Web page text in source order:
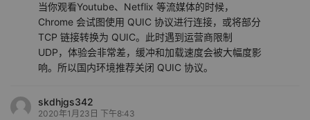
当你观看Youtube、Netflix 等流媒体的时候，
Chrome 会试图使用 QUIC 协议进行连接，或将部分
TCP 链接转换为 QUIC。此时遇到运营商限制
UDP，体验会非常差，缓冲和加载速度会被大幅度影
响。所以国内环境推荐关闭 QUIC 协议。
skdhjgs342
2020年1月23日 下午8:43